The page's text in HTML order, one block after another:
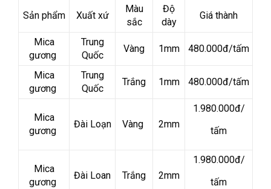
Sản phẩm Xuất xứ
Màu
sắc
Độ
dày
Giá thành
Mica
gương
Trung
Quốc
Vàng 1mm 480.000đ/tấm
Mica
gương
Trung
Quốc
Trắng 1mm 480.000đ/tấm
Mica
gương
Đài Loạn Vàng 2mm
1.980.000đ/
tấm
Mica
gương
Đài Loan Trắng 2mm
1.980.000đ/
tấm